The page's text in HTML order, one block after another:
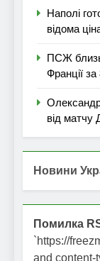
Наполі
відома
ПСЖ
Франції
від матчу
Новини
Помилка
`https://
and content-